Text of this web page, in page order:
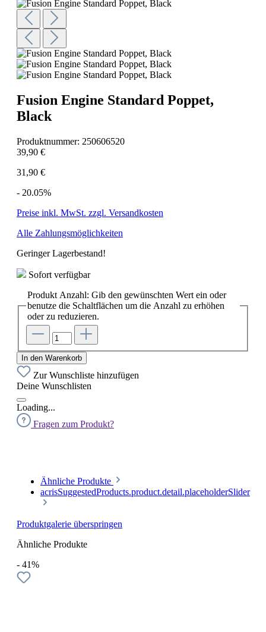
Fusion Engine Standard Poppet,
Black
Produktnummer: 250606520
39,90 €
31,90 €
- 20.05%
Preise inkl. MwSt. zzgl. Versandkosten
Alle Zahlungsmöglichkeiten
Geringer Lagerbestand!
Sofort verfügbar
Produkt Anzahl: Gib den gewünschten Wert ein oder
benutze die Schaltflächen um die Anzahl zu erhöhen
oder zu reduzieren.
In den Warenkorb
Zur Wunschliste hinzufügen
Deine Wunschlisten
Loading...
Fragen zum Produkt?
Ähnliche Produkte
acrisSuggestedProducts.product.detail.placeholderSlider
Produktgalerie überspringen
Ähnliche Produkte
- 41%